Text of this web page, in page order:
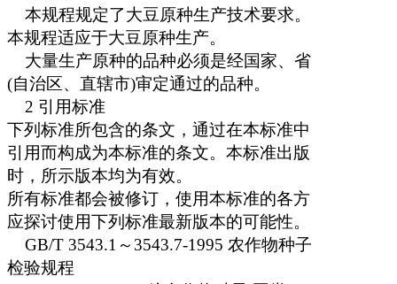
本规程规定了大豆原种生产技术要求。
本规程适应于大豆原种生产。
大量生产原种的品种必须是经国家、省
(自治区、直辖市)审定通过的品种。
2 引用标准
下列标准所包含的条文，通过在本标准中
引用而构成为本标准的条文。本标准出版
时，所示版本均为有效。
所有标准都会被修订，使用本标准的各方
应探讨使用下列标准最新版本的可能性。
GB/T 3543.1 ～ 3543.7-1995 农作物种子
检验规程